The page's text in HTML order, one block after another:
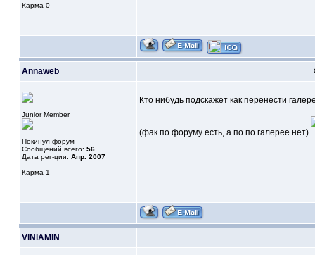
Карма 0
Annaweb
Junior Member
Покинул форум
Сообщений всего: 56
Дата рег-ции: Апр. 2007
Карма 1
Кто нибудь подскажет как перенести
(фак по форуму есть, а по по галерее нет)
ViNiAMiN